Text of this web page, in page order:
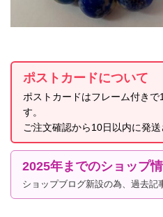
ポストカードについて
ポストカードはフレーム付き
す。
ご注文確認から10日以内に発送
2025年までのショップ
ショップブログ新設の為、過去記